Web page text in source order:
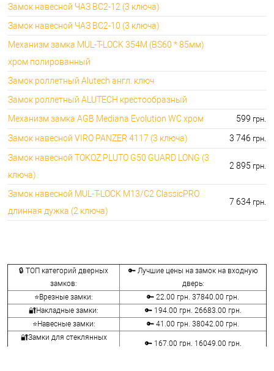
Замок навесной ЧАЗ ВС2-12 (3 ключа)
Замок навесной ЧАЗ ВС2-10 (3 ключа)
Механизм замка MUL-T-LOCK 354M (BS60 * 85мм)
хром полированный
Замок роллетный Alutech англ. ключ
Замок роллетный ALUTECH крестообразный
Механизм замка AGB Mediana Evolution WC хром
599 грн.
Замок навесной VIRO PANZER 4117 (3 ключа) 3 746 грн.
Замок навесной TOKOZ PLUTO G50 GUARD LONG (3
ключа)
2 895 грн.
Замок навесной MUL-T-LOCK M13/C2 ClassicPRO
длинная дужка (2 ключа)
7 634 грн.
🔒 ТОП категорий дверных
замков:
🔑 Лучшие цены на замок на входную
дверь:
⭐Врезные замки:
🔑 22.00 грн. 37840.00 грн.
🔐Накладные замки:
🔑 194.00 грн. 26683.00 грн.
⭐Навесные замки:
🔑 41.00 грн. 38042.00 грн.
🔐Замки для стеклянных
🔑 167.00 грн. 16049.00 грн.